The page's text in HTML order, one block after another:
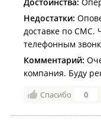
Недостатки:
доставке по СМС.
телефонным
Комментарий:
компания. Буду
Спасибо 0